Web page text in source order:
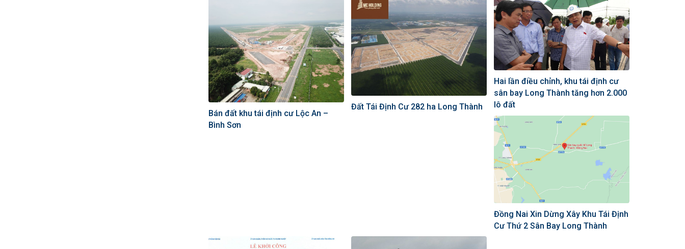
Bán đất khu tái định cư Lộc An –
Bình Sơn
Đất Tái Định Cư 282 ha Long Thành
Hai lần điều chỉnh, khu tái định cư
sân bay Long Thành tăng hơn 2.000
lô đất
Đồng Nai Xin Dừng Xây Khu Tái Định
Cư Thứ 2 Sân Bay Long Thành